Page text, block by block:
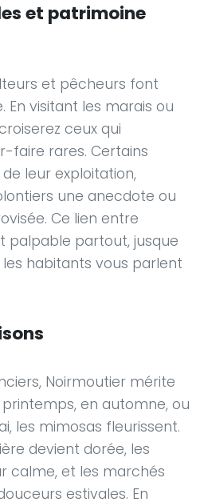
et patrimoine
et pêcheurs font
En visitant les marais ou
ceux qui
faire rares. Certains
leur exploitation,
une anecdote ou
Ce lien entre
palpable partout, jusque
habitants vous parlent
Noirmoutier mérite
en automne, ou
les mimosas fleurissent.
devient dorée, les
calme, et les marchés
estivales. En